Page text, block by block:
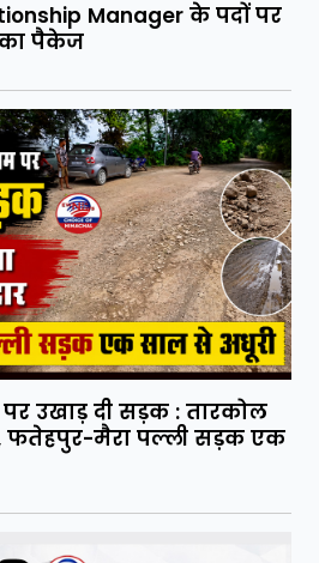
Manager के पदों पर
का पैकेज
उखाड़ दी सड़क : तारकोल
फतेहपुर-मैरा पल्ली सड़क एक